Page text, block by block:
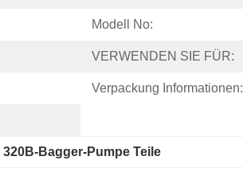
Modell No:
VERWENDEN SIE FÜR:
Verpackung Informationen:
320B-Bagger-Pumpe Teile